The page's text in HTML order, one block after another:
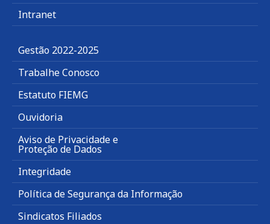
Intranet
Gestão 2022-2025
Trabalhe Conosco
Estatuto FIEMG
Ouvidoria
Aviso de Privacidade e
Proteção de Dados
Integridade
Política de Segurança da Informação
Sindicatos Filiados